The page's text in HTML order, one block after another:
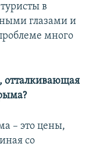
в
глазами и
много
отталкивающая
– это цены,
со